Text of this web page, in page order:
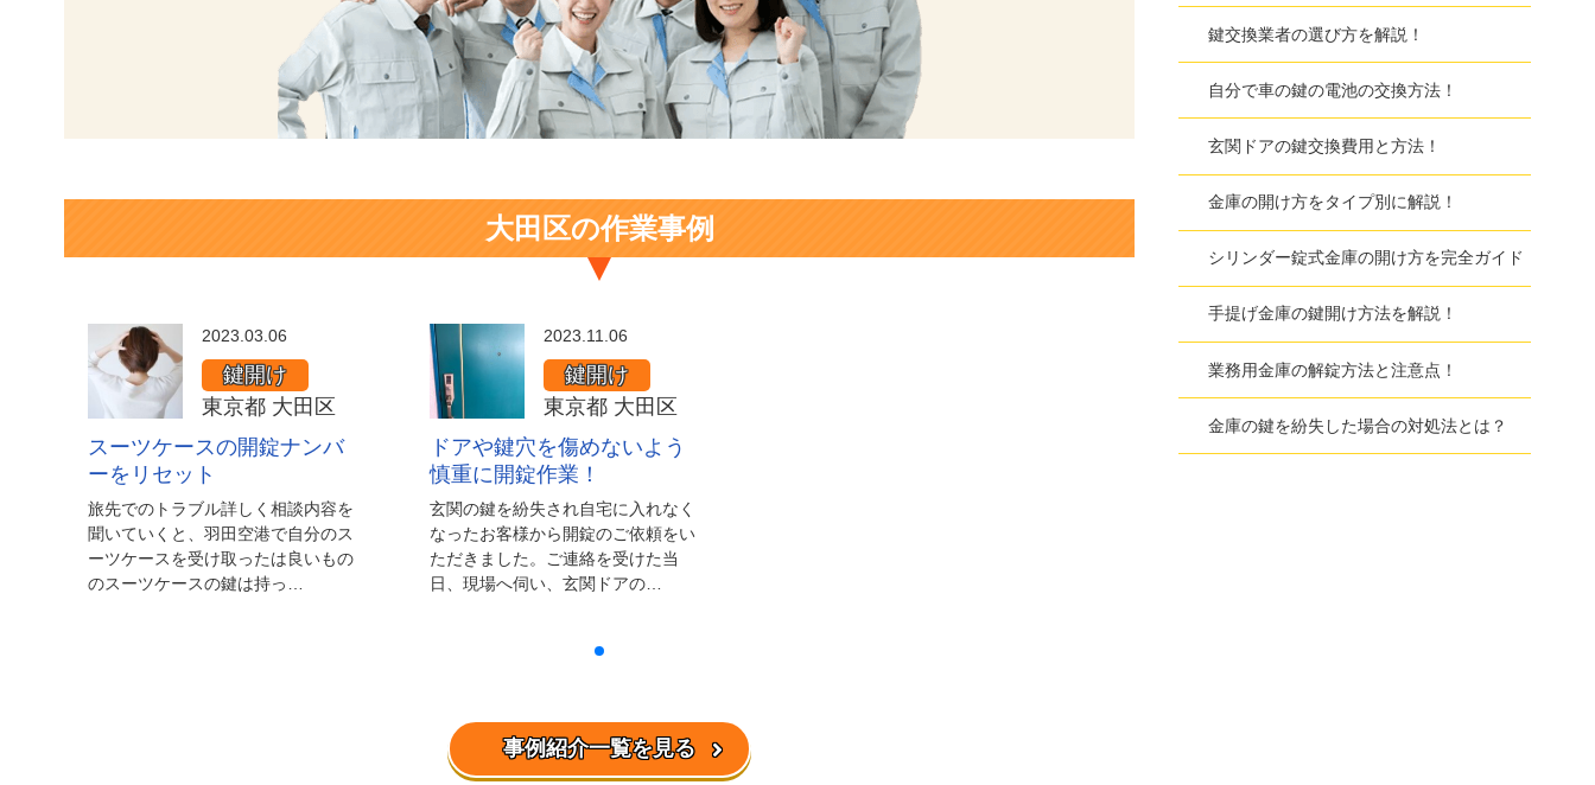
大田区の作業事例
2023.03.06
鍵開け
東京都 大田区
スーツケースの開錠ナンバ
ーをリセット
旅先でのトラブル詳しく相談内容を
聞いていくと、羽田空港で自分のス
ーツケースを受け取ったは良いもの
のスーツケースの鍵は持っ…
2023.11.06
鍵開け
東京都 大田区
ドアや鍵穴を傷めないよう
慎重に開錠作業！
玄関の鍵を紛失され自宅に入れなく
なったお客様から開錠のご依頼をい
ただきました。ご連絡を受けた当
日、現場へ伺い、玄関ドアの…
事例紹介一覧を見る
鍵交換業者の選び方を解説！
自分で車の鍵の電池の交換方法！
玄関ドアの鍵交換費用と方法！
金庫の開け方をタイプ別に解説！
シリンダー錠式金庫の開け方を完全ガイド
手提げ金庫の鍵開け方法を解説！
業務用金庫の解錠方法と注意点！
金庫の鍵を紛失した場合の対処法とは？